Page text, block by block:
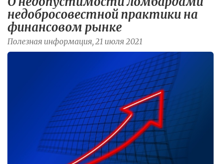
недобросовестной практики на
финансовом рынке
Полезная информация, 21 июля 2021